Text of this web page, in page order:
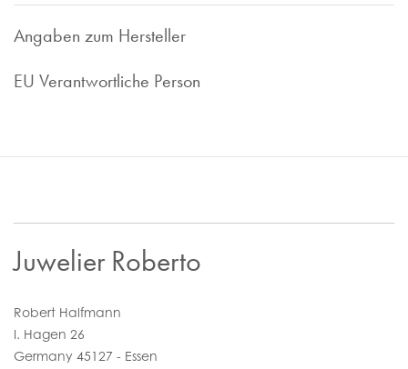
1997 sind wir im Bereich des Luxusuhren Ankaufs tätig und
Uhrenankauf oder -Inzahlungnahme - wir sind Ihr
zuverlässiger Ansprechpartner.
Angaben zum Hersteller
EU Verantwortliche Person
Juwelier Roberto
Robert Halfmann
I. Hagen 26
Germany 45127 - Essen